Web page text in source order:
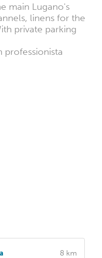
main Lugano's
linens for the
private parking
professionista
8 km